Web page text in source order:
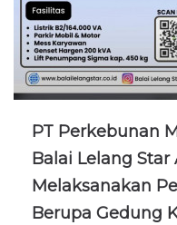
PT Perkebunan
Balai Lelang Star
Melaksanakan
Berupa Gedung